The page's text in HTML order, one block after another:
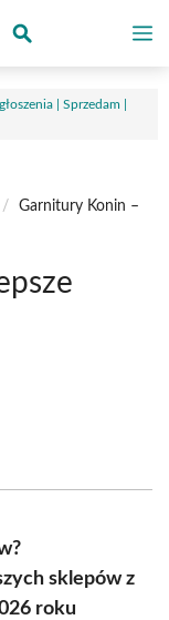
| Sprzedam |
/
Garnitury Konin –
sklepów z
roku